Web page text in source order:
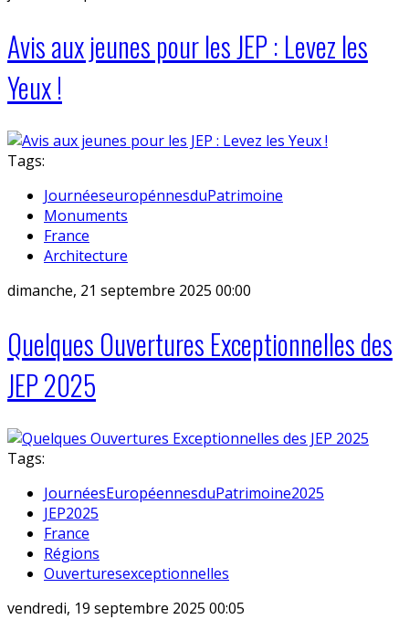
Avis aux jeunes pour les JEP : Levez les
Yeux !
Tags:
JournéeseuropénnesduPatrimoine
Monuments
France
Architecture
dimanche, 21 septembre 2025 00:00
Quelques Ouvertures Exceptionnelles des
JEP 2025
Tags:
JournéesEuropéennesduPatrimoine2025
JEP2025
France
Régions
Ouverturesexceptionnelles
vendredi, 19 septembre 2025 00:05